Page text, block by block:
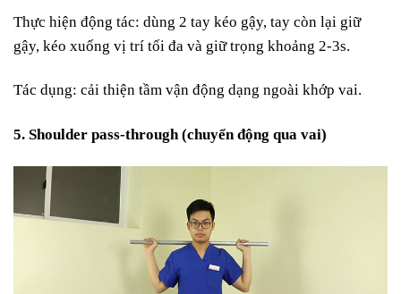
Thực hiện động tác: dùng 2 tay kéo gậy, tay còn lại giữ
gậy, kéo xuống vị trí tối đa và giữ trọng khoảng 2-3s.
Tác dụng: cải thiện tầm vận động dạng ngoài khớp vai.
5. Shoulder pass-through (chuyển động qua vai)